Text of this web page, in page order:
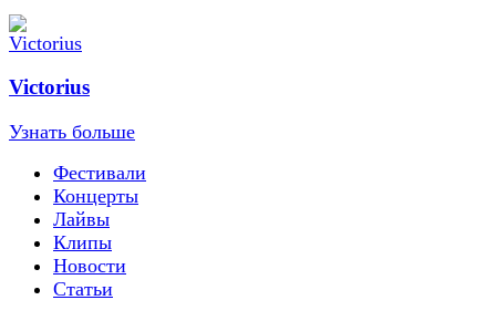
Victorius
Узнать больше
Фестивали
Концерты
Лайвы
Клипы
Новости
Статьи